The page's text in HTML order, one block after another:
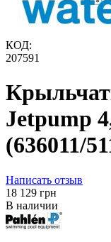
КОД:
207591
Jetpump
(636011/
Написать отзыв
‍18 129‍ грн
В наличии